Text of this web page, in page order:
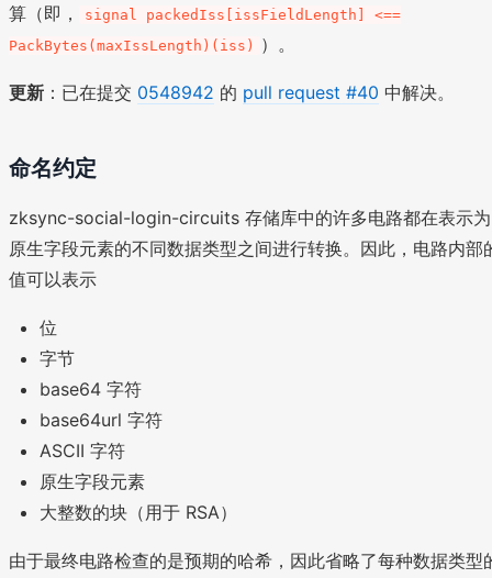
算（即，
signal packedIss[issFieldLength] <==
PackBytes(maxIssLength)(iss)
）。
更新 ：已在提交 0548942 的 pull request #40 中解决。
命名约定
zksync-social-login-circuits 存储库中的许多电路都在表示为
原生字段元素的不同数据类型之间进行转换。因此，电路内部
值可以表示
位
字节
base64 字符
base64url 字符
ASCII 字符
原生字段元素
大整数的块（用于 RSA）
由于最终电路检查的是预期的哈希，因此省略了每种数据类型